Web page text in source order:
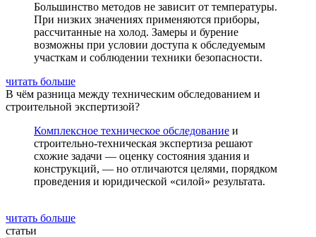
Большинство методов не зависит от температуры.
При низких значениях применяются приборы,
рассчитанные на холод. Замеры и бурение
возможны при условии доступа к обследуемым
участкам и соблюдении техники безопасности.
читать больше
В чём разница между техническим обследованием и
строительной экспертизой?
Комплексное техническое обследование и
строительно-техническая экспертиза решают
схожие задачи — оценку состояния здания и
конструкций, — но отличаются целями, порядком
проведения и юридической «силой» результата.
читать больше
статьи